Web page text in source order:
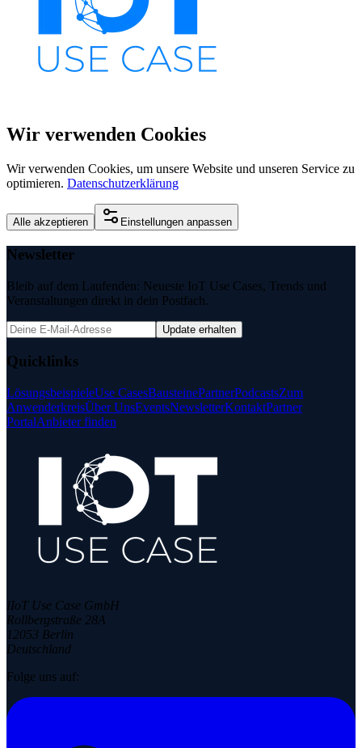
Wir verwenden Cookies
Wir verwenden Cookies, um unsere Website und unseren Service zu
optimieren. Datenschutzerklärung
Alle akzeptieren Einstellungen anpassen
Newsletter
Bleib auf dem Laufenden: Neueste IoT Use Cases, Trends und
Veranstaltungen direkt in dein Postfach.
Update erhalten
Quicklinks
LösungsbeispieleUse CasesBausteinePartnerPodcastsZum
AnwenderkreisÜber UnsEventsNewsletterKontaktPartner
PortalAnbieter finden
IIoT Use Case GmbH
Rollbergstraße 28A
12053 Berlin
Deutschland
Folge uns auf: